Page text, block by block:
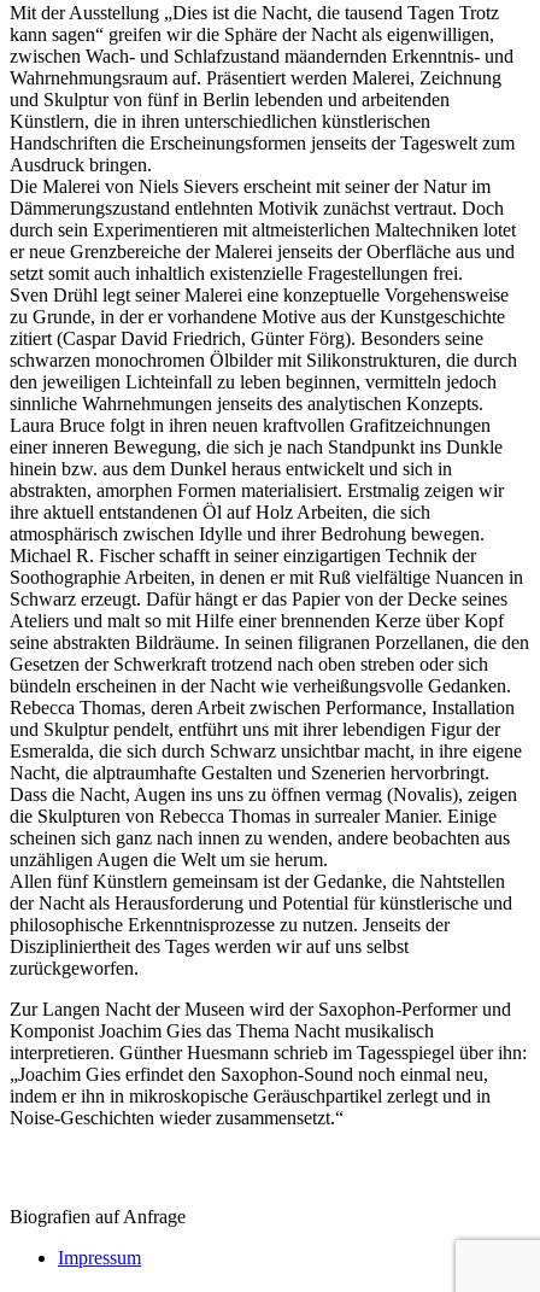
Mit der Ausstellung „Dies ist die Nacht, die tausend Tagen Trotz
kann sagen“ greifen wir die Sphäre der Nacht als eigenwilligen,
zwischen Wach- und Schlafzustand mäandernden Erkenntnis- und
Wahrnehmungsraum auf. Präsentiert werden Malerei, Zeichnung
und Skulptur von fünf in Berlin lebenden und arbeitenden
Künstlern, die in ihren unterschiedlichen künstlerischen
Handschriften die Erscheinungsformen jenseits der Tageswelt zum
Ausdruck bringen.
Die Malerei von Niels Sievers erscheint mit seiner der Natur im
Dämmerungszustand entlehnten Motivik zunächst vertraut. Doch
durch sein Experimentieren mit altmeisterlichen Maltechniken lotet
er neue Grenzbereiche der Malerei jenseits der Oberfläche aus und
setzt somit auch inhaltlich existenzielle Fragestellungen frei.
Sven Drühl legt seiner Malerei eine konzeptuelle Vorgehensweise
zu Grunde, in der er vorhandene Motive aus der Kunstgeschichte
zitiert (Caspar David Friedrich, Günter Förg). Besonders seine
schwarzen monochromen Ölbilder mit Silikonstrukturen, die durch
den jeweiligen Lichteinfall zu leben beginnen, vermitteln jedoch
sinnliche Wahrnehmungen jenseits des analytischen Konzepts.
Laura Bruce folgt in ihren neuen kraftvollen Grafitzeichnungen
einer inneren Bewegung, die sich je nach Standpunkt ins Dunkle
hinein bzw. aus dem Dunkel heraus entwickelt und sich in
abstrakten, amorphen Formen materialisiert. Erstmalig zeigen wir
ihre aktuell entstandenen Öl auf Holz Arbeiten, die sich
atmosphärisch zwischen Idylle und ihrer Bedrohung bewegen.
Michael R. Fischer schafft in seiner einzigartigen Technik der
Soothographie Arbeiten, in denen er mit Ruß vielfältige Nuancen in
Schwarz erzeugt. Dafür hängt er das Papier von der Decke seines
Ateliers und malt so mit Hilfe einer brennenden Kerze über Kopf
seine abstrakten Bildräume. In seinen filigranen Porzellanen, die den
Gesetzen der Schwerkraft trotzend nach oben streben oder sich
bündeln erscheinen in der Nacht wie verheißungsvolle Gedanken.
Rebecca Thomas, deren Arbeit zwischen Performance, Installation
und Skulptur pendelt, entführt uns mit ihrer lebendigen Figur der
Esmeralda, die sich durch Schwarz unsichtbar macht, in ihre eigene
Nacht, die alptraumhafte Gestalten und Szenerien hervorbringt.
Dass die Nacht, Augen ins uns zu öffnen vermag (Novalis), zeigen
die Skulpturen von Rebecca Thomas in surrealer Manier. Einige
scheinen sich ganz nach innen zu wenden, andere beobachten aus
unzähligen Augen die Welt um sie herum.
Allen fünf Künstlern gemeinsam ist der Gedanke, die Nahtstellen
der Nacht als Herausforderung und Potential für künstlerische und
philosophische Erkenntnisprozesse zu nutzen. Jenseits der
Diszipliniertheit des Tages werden wir auf uns selbst
zurückgeworfen.
Zur Langen Nacht der Museen wird der Saxophon-Performer und
Komponist Joachim Gies das Thema Nacht musikalisch
interpretieren. Günther Huesmann schrieb im Tagesspiegel über ihn:
„Joachim Gies erfindet den Saxophon-Sound noch einmal neu,
indem er ihn in mikroskopische Geräuschpartikel zerlegt und in
Noise-Geschichten wieder zusammensetzt.“
Biografien auf Anfrage
Impressum